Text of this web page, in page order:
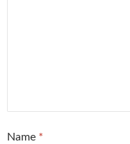
Name *